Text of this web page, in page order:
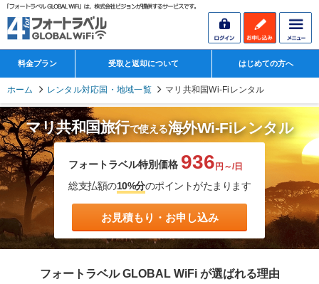
料金プラン 受取と返却について はじめての方へ
ホーム レンタル対応国・地域一覧 マリ共和国Wi-Fiレンタル
マリ共和国旅行で使える海外Wi-Fiレンタル
フォートラベル特別価格 936円～/日
総支払額の10%分のポイントがたまります
お見積もり・お申し込み
フォートラベル GLOBAL WiFi が選ばれる理由